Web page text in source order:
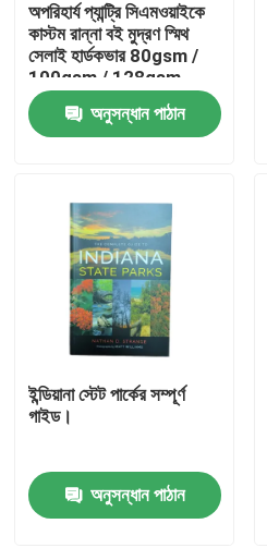
ভিডিও
আমাদের সম্পর্কে
যোগাযোগ করুন
উদ্ধৃতির জন্য আবেদন
কফি টেবিল বই মুদ্রণ
অপরিহার্য প্যান্ট্রি সিএমওয়াইকে
কাস্টম রান্না বই মুদ্রণ স্মিথ
সেলাই হার্ডকভার 80gsm /
100gsm / 128gsm
চকচকে আর্ট কাগজ
অনুসন্ধান পাঠান
ইন্ডিয়ানা স্টেট পার্কের সম্পূর্ণ
গাইড।
অনুসন্ধান পাঠান